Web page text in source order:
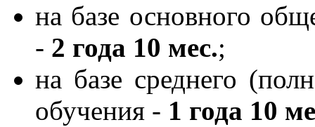
на базе основного
- 2 года 10 мес.;
на базе среднего
обучения - 1 года 10